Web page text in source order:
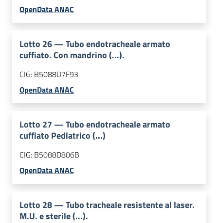
OpenData ANAC
Lotto 26—Tubo endotracheale armato
cuffiato. Con mandrino (...).
CIG: B5088D7F93
OpenData ANAC
Lotto 27 —Tubo endotracheale armato
cuffiato Pediatrico (...)
CIG: B5088D806B
OpenData ANAC
Lotto 28—Tubo tracheale resistente al laser.
M.U. e sterile (...).